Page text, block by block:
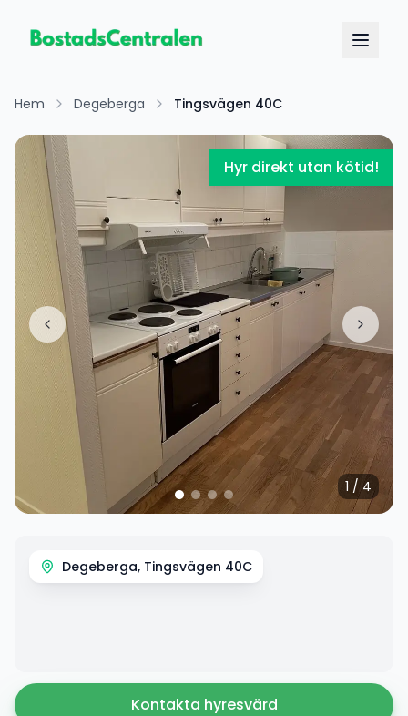
Hem Degeberga Tingsvägen 40C
Hyr direkt utan kötid!
1 / 4
Degeberga, Tingsvägen 40C
Kontakta hyresvärd